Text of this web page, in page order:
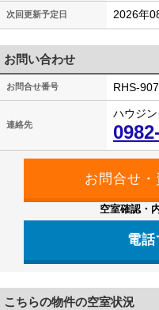
次回更新予定日 2026年
お問い合わせ
お問合せ番号 RHS-
連絡先
ハウジ
空室確認・
電
こちらの物件の空室状況